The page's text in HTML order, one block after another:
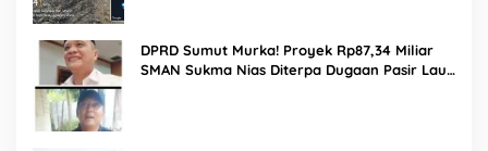
DPRD Sumut Murka! Proyek Rp87,34 Miliar
SMAN Sukma Nias Diterpa Dugaan Pasir Laut